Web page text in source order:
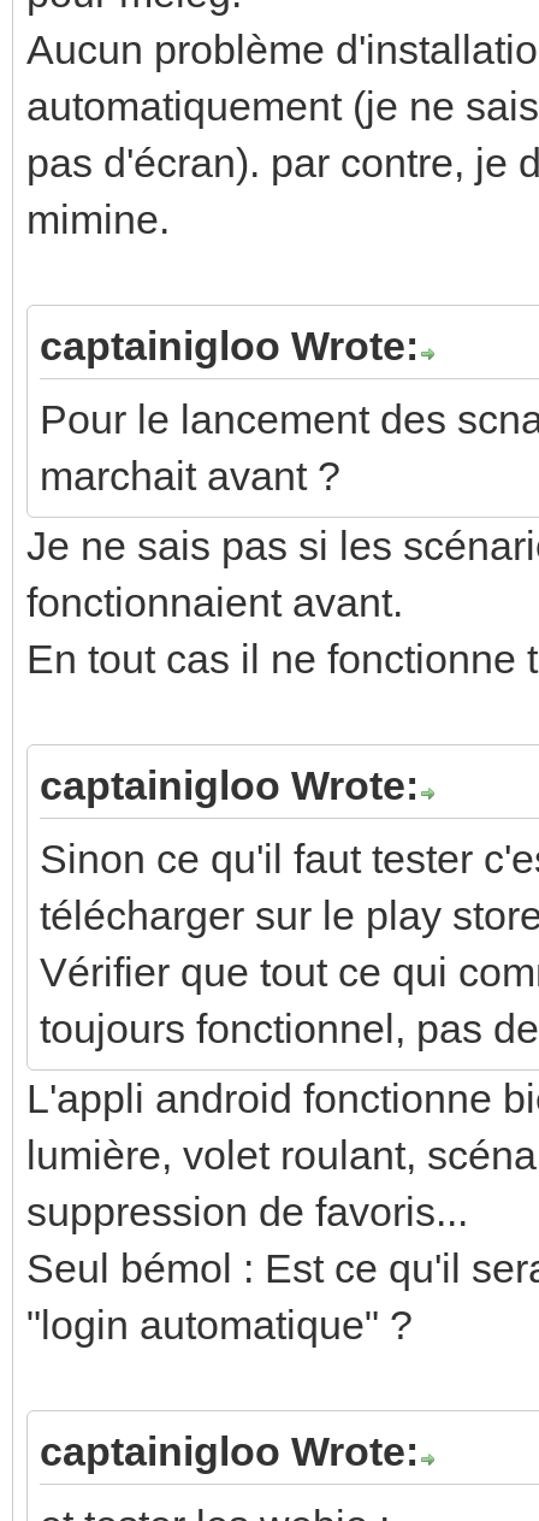
Aucun problème
automatiquement (je ne
pas d'écran). par contre, je
mimine.
captainigloo Wrote:
Pour le lancement des
marchait avant ?
Je ne sais pas si les
fonctionnaient avant.
En tout cas il ne fonctionne
captainigloo Wrote:
Sinon ce qu'il faut tester
télécharger sur le play
Vérifier que tout ce qui
toujours fonctionnel, pas
L'appli android fonctionne
lumière, volet roulant,
suppression de favoris...
Seul bémol : Est ce qu'il
"login automatique" ?
captainigloo Wrote: